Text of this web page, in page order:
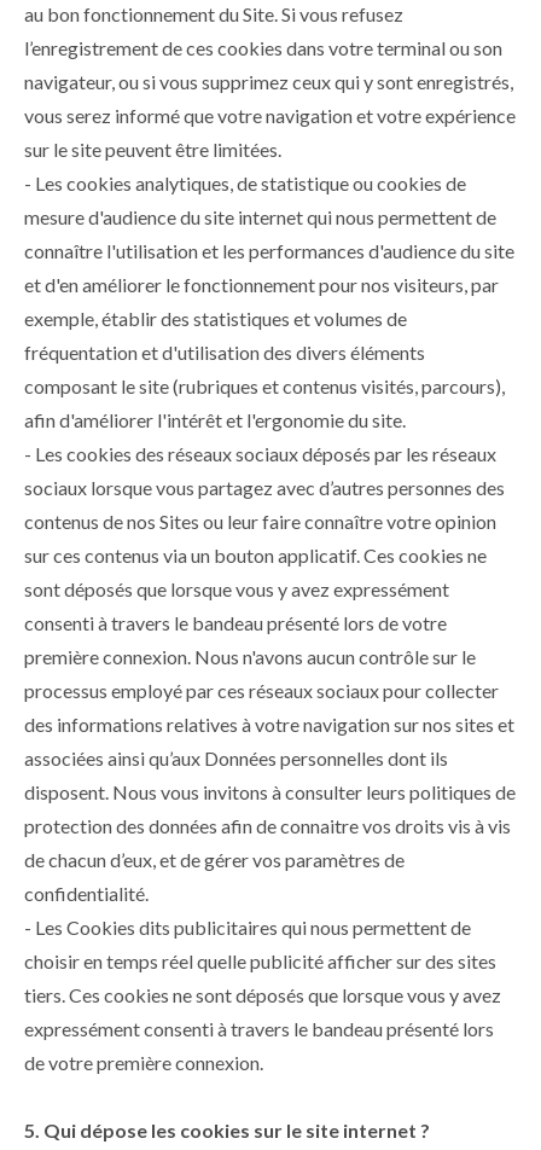
au bon fonctionnement du Site. Si vous refusez
l’enregistrement de ces cookies dans votre terminal ou son
navigateur, ou si vous supprimez ceux qui y sont enregistrés,
vous serez informé que votre navigation et votre expérience
sur le site peuvent être limitées.
- Les cookies analytiques, de statistique ou cookies de
mesure d'audience du site internet qui nous permettent de
connaître l'utilisation et les performances d'audience du site
et d'en améliorer le fonctionnement pour nos visiteurs, par
exemple, établir des statistiques et volumes de
fréquentation et d'utilisation des divers éléments
composant le site (rubriques et contenus visités, parcours),
afin d'améliorer l'intérêt et l'ergonomie du site.
- Les cookies des réseaux sociaux déposés par les réseaux
sociaux lorsque vous partagez avec d’autres personnes des
contenus de nos Sites ou leur faire connaître votre opinion
sur ces contenus via un bouton applicatif. Ces cookies ne
sont déposés que lorsque vous y avez expressément
consenti à travers le bandeau présenté lors de votre
première connexion. Nous n'avons aucun contrôle sur le
processus employé par ces réseaux sociaux pour collecter
des informations relatives à votre navigation sur nos sites et
associées ainsi qu’aux Données personnelles dont ils
disposent. Nous vous invitons à consulter leurs politiques de
protection des données afin de connaitre vos droits vis à vis
de chacun d’eux, et de gérer vos paramètres de
confidentialité.
- Les Cookies dits publicitaires qui nous permettent de
choisir en temps réel quelle publicité afficher sur des sites
tiers. Ces cookies ne sont déposés que lorsque vous y avez
expressément consenti à travers le bandeau présenté lors
de votre première connexion.
5. Qui dépose les cookies sur le site internet ?